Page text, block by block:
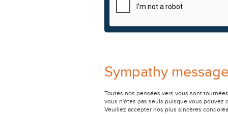
Sympathy
Toutes nos pensées vers vous sont
vous n'êtes pas seuls puisque vous pouvez
Veuillez accepter nos plus sincères